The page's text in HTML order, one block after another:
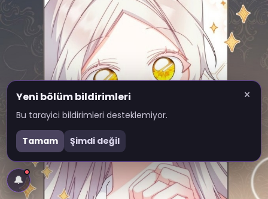
×
Yeni bölüm bildirimleri
Bu tarayici bildirimleri desteklemiyor.
Tamam Şimdi değil
🔔